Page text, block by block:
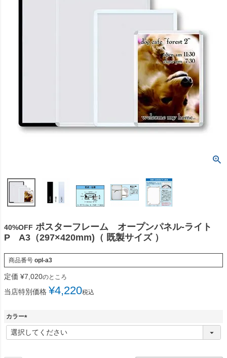
40%OFF ポスターフレーム オープンパネル-ライト
P A3（297×420mm)（ 既製サイズ ）
商品番号 opl-a3
定価 ¥7,020のところ
当店特別価格 ¥4,220税込
カラー
(
必